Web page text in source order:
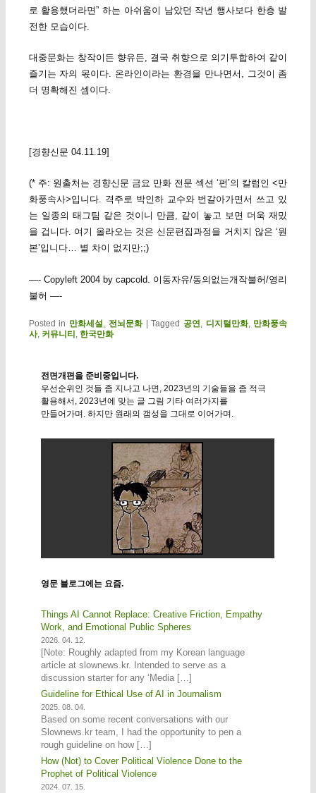
로 활용했더라면” 하는 아쉬움이 남았던 작년 행사보다 한층 발
전한 모습이다.
대중문화는 창작이든 향유든, 결국 취향으로 의기투합하여 같이
즐기는 자의 몫이다. 온라인이라는 환경을 만나면서, 그것이 좀
더 명확해진 셈이다.
[경향신문 04.11.19]
(* 주: 원출처는 경향신문 금요 만화 전문 섹션 ‘펀’의 칼럼인 <만
화풍속사>입니다. 격주로 박인하 교수와 번갈아가면서 쓰고 있
는 일종의 태그팀 같은 것이니 만큼, 같이 놓고 보면 더욱 재밌
을 겁니다. 여기 올라오는 것은 신문편집과정을 거치지 않은 ‘원
본’입니다… 별 차이 없지만;;)
—- Copyleft 2004 by capcold. 이동자유/동의없는개작불허/영리
불허 —-
Posted in 만화세설 전뇌문화 |Tagged 공연 디지털만화, 만화풍속
사, 커뮤니티 한국만화
전면개편을 준비중입니다.
우선순위인 것들 좀 지나고 나면, 2023년의 기술들을 좀 적극
활용해서, 2023년에 맞는 글 그림 기타 여러가지를
만들어가며. 하지만 원래의 갬성을 그대로 이어가며.
영문 블로그에는 요즘.
Things AI Cannot Replace: Creative Friction, Empathy
Work, and Emotional Public Spheres
2026. 04. 12.
[Note: Roughly adapted from my Korean language
article at slownews.kr. Intended to serve as a
discussion starter for any ‘Media […]
Guideline for Ethical Use of AI in Journalism
2025. 08. 04.
Based on some recent conversations with our
Slownews.kr team, I had the opportunity to pen a
rough guideline on how […]
How (Not) to Cover Political Violence Done to the
Prophet of Political Violence
2024. 07. 15.